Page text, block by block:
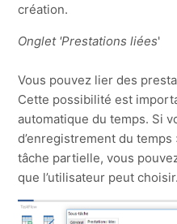
création.
Onglet 'Prestations liées'
Vous pouvez lier des
Cette possibilité est
automatique du temps. Si
d’enregistrement du temps
tâche partielle, vous
que l’utilisateur peut choisir.